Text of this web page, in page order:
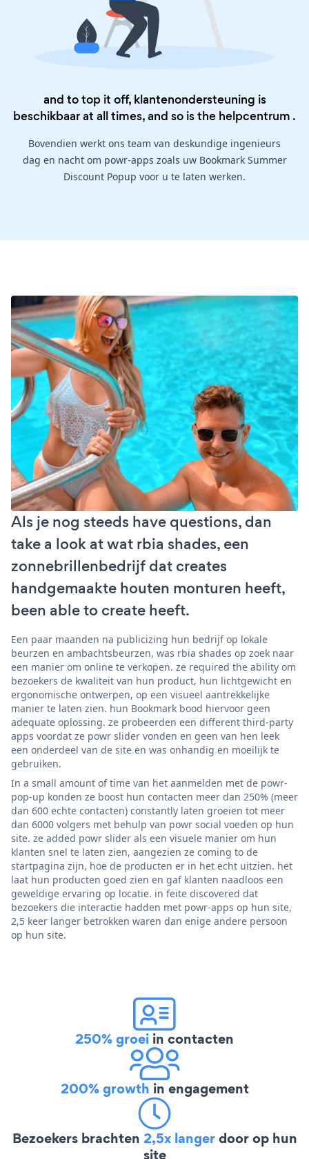
and to top it off, klantenondersteuning is
beschikbaar at all times, and so is the helpcentrum .
Bovendien werkt ons team van deskundige ingenieurs
dag en nacht om powr-apps zoals uw Bookmark Summer
Discount Popup voor u te laten werken.
Als je nog steeds have questions, dan
take a look at wat rbia shades, een
zonnebrillenbedrijf dat creates
handgemaakte houten monturen heeft,
been able to create heeft.
Een paar maanden na publicizing hun bedrijf op lokale
beurzen en ambachtsbeurzen, was rbia shades op zoek naar
een manier om online te verkopen. ze required the ability om
bezoekers de kwaliteit van hun product, hun lichtgewicht en
ergonomische ontwerpen, op een visueel aantrekkelijke
manier te laten zien. hun Bookmark bood hiervoor geen
adequate oplossing. ze probeerden een different third-party
apps voordat ze powr slider vonden en geen van hen leek
een onderdeel van de site en was onhandig en moeilijk te
gebruiken.
In a small amount of time van het aanmelden met de powr-
pop-up konden ze boost hun contacten meer dan 250% (meer
dan 600 echte contacten) constantly laten groeien tot meer
dan 6000 volgers met behulp van powr social voeden op hun
site. ze added powr slider als een visuele manier om hun
klanten snel te laten zien, aangezien ze coming to de
startpagina zijn, hoe de producten er in het echt uitzien. het
laat hun producten goed zien en gaf klanten naadloos een
geweldige ervaring op locatie. in feite discovered dat
bezoekers die interactie hadden met powr-apps op hun site,
2,5 keer langer betrokken waren dan enige andere persoon
op hun site.
250% groei in contacten
200% growth in engagement
Bezoekers brachten 2,5x langerdoor op hun
site